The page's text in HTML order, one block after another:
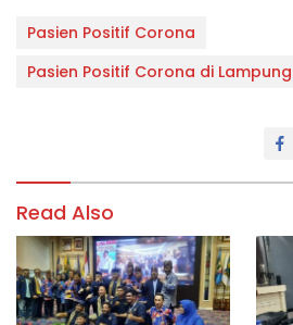
Pasien Positif Corona
Pasien Positif Corona di
Read Also